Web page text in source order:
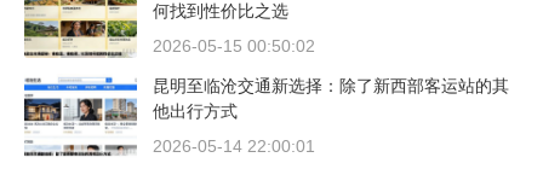
何找到性价比之选
2026-05-15 00:50:02
昆明至临沧交通新选择：除了新西部客运站的其
他出行方式
2026-05-14 22:00:01